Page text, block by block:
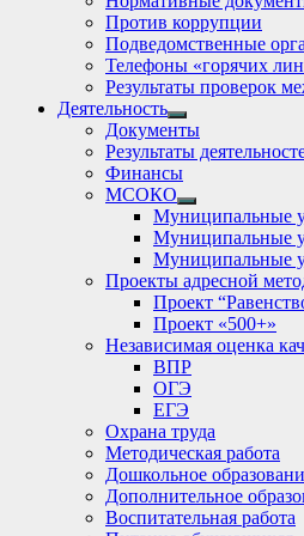
Против коррупции
Подведомственные
Телефоны «горячих
Результаты проверок
Деятельность
Show
sub
menu
Документы
Результаты
Финансы
МСОКО
Show
sub
menu
Муниципальные
Муниципальные
Муниципальные
Проекты адресной
Проект
Проект «500+»
Независимая оценка
ВПР
ОГЭ
ЕГЭ
Охрана труда
Методическая работа
Дошкольное
Дополнительное
Воспитательная работа